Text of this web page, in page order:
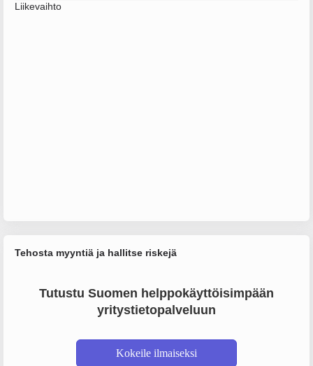
Liikevaihto
Tehosta myyntiä ja hallitse riskejä
Tutustu Suomen helppokäyttöisimpään
yritystietopalveluun
Kokeile ilmaiseksi